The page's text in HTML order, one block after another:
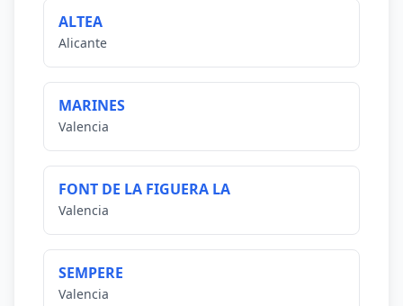
ALTEA
Alicante
MARINES
Valencia
FONT DE LA FIGUERA LA
Valencia
SEMPERE
Valencia